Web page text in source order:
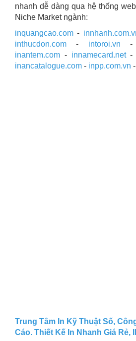
nhanh dễ dàng qua hệ thống
Niche Market ngành:
inquangcao.com -
inthucdon.com - intoroi.vn
inantem.com - innamecard.net-
inancatalogue.com - inpp.com.vn -
Trung Tâm In Kỹ Thuật Số,
Cáo. Thiết Kế In Nhanh Giá Rẻ,